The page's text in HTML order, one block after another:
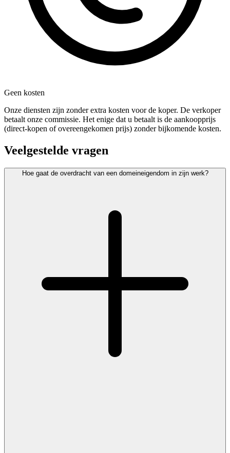
Geen kosten
Onze diensten zijn zonder extra kosten voor de koper. De verkoper
betaalt onze commissie. Het enige dat u betaalt is de aankoopprijs
(direct-kopen of overeengekomen prijs) zonder bijkomende kosten.
Veelgestelde vragen
Hoe gaat de overdracht van een domeineigendom in zijn werk?